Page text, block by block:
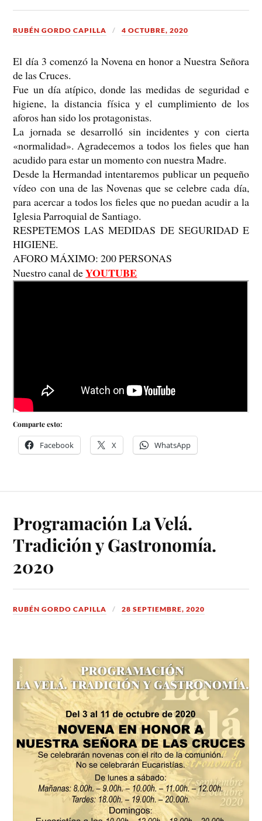
RUBÉN GORDO CAPILLA 4 OCTUBRE, 2020
El día 3 comenzó la Novena en honor a Nuestra Señora
de las Cruces.
Fue un día atípico, donde las medidas de seguridad e
higiene, la distancia física y el cumplimiento de los
aforos han sido los protagonistas.
La jornada se desarrolló sin incidentes y con cierta
«normalidad». Agradecemos a todos los fieles que han
acudido para estar un momento con nuestra Madre.
Desde la Hermandad intentaremos publicar un pequeño
vídeo con una de las Novenas que se celebre cada día,
para acercar a todos los fieles que no puedan acudir a la
Iglesia Parroquial de Santiago.
RESPETEMOS LAS MEDIDAS DE SEGURIDAD E
HIGIENE.
AFORO MÁXIMO: 200 PERSONAS
Nuestro canal deYOUTUBE
Comparte esto:
Facebook X WhatsApp
Programación La Velá.
Tradición y Gastronomía.
2020
RUBÉN GORDO CAPILLA 28 SEPTIEMBRE, 2020